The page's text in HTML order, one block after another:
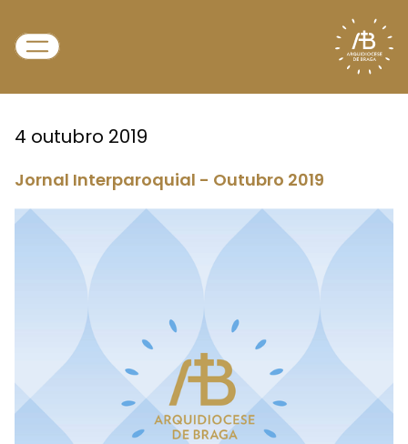
4 outubro 2019
Jornal Interparoquial - Outubro 2019